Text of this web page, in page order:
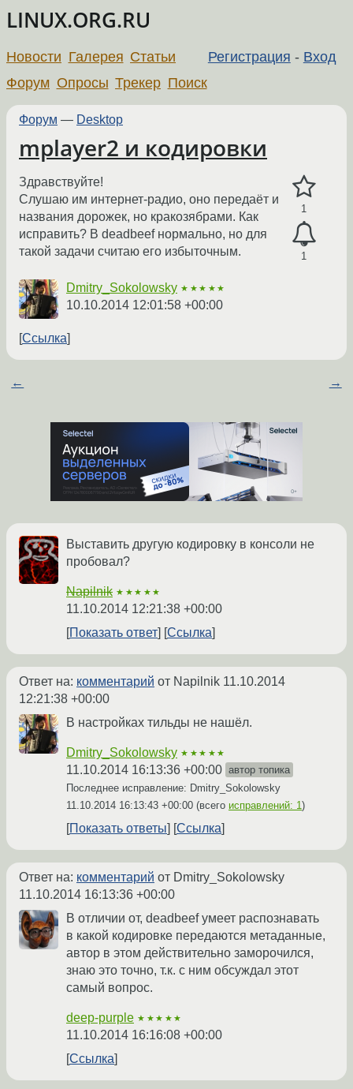
LINUX.ORG.RU
Регистрация - Вход
Новости Галерея Статьи
Форум Опросы Трекер Поиск
Форум — Desktop
mplayer2 и кодировки
1
1
Здравствуйте!
Слушаю им интернет-радио, оно передаёт и
названия дорожек, но кракозябрами. Как
исправить? В deadbeef нормально, но для
такой задачи считаю его избыточным.
Dmitry_Sokolowsky ★★★★★
10.10.2014 12:01:58 +00:00
Ссылка
← →
Выставить другую кодировку в консоли не
пробовал?
Napilnik ★★★★★
11.10.2014 12:21:38 +00:00
Показать ответ
Ссылка
Ответ на: комментарий от Napilnik 11.10.2014
12:21:38 +00:00
В настройках тильды не нашёл.
Dmitry_Sokolowsky ★★★★★
11.10.2014 16:13:36 +00:00 автор топика
Последнее исправление: Dmitry_Sokolowsky
11.10.2014 16:13:43 +00:00 (всего исправлений: 1)
Показать ответы Ссылка
Ответ на: комментарий от Dmitry_Sokolowsky
11.10.2014 16:13:36 +00:00
В отличии от, deadbeef умеет распознавать
в какой кодировке передаются метаданные,
автор в этом действительно заморочился,
знаю это точно, т.к. с ним обсуждал этот
самый вопрос.
deep-purple ★★★★★
11.10.2014 16:16:08 +00:00
Ссылка